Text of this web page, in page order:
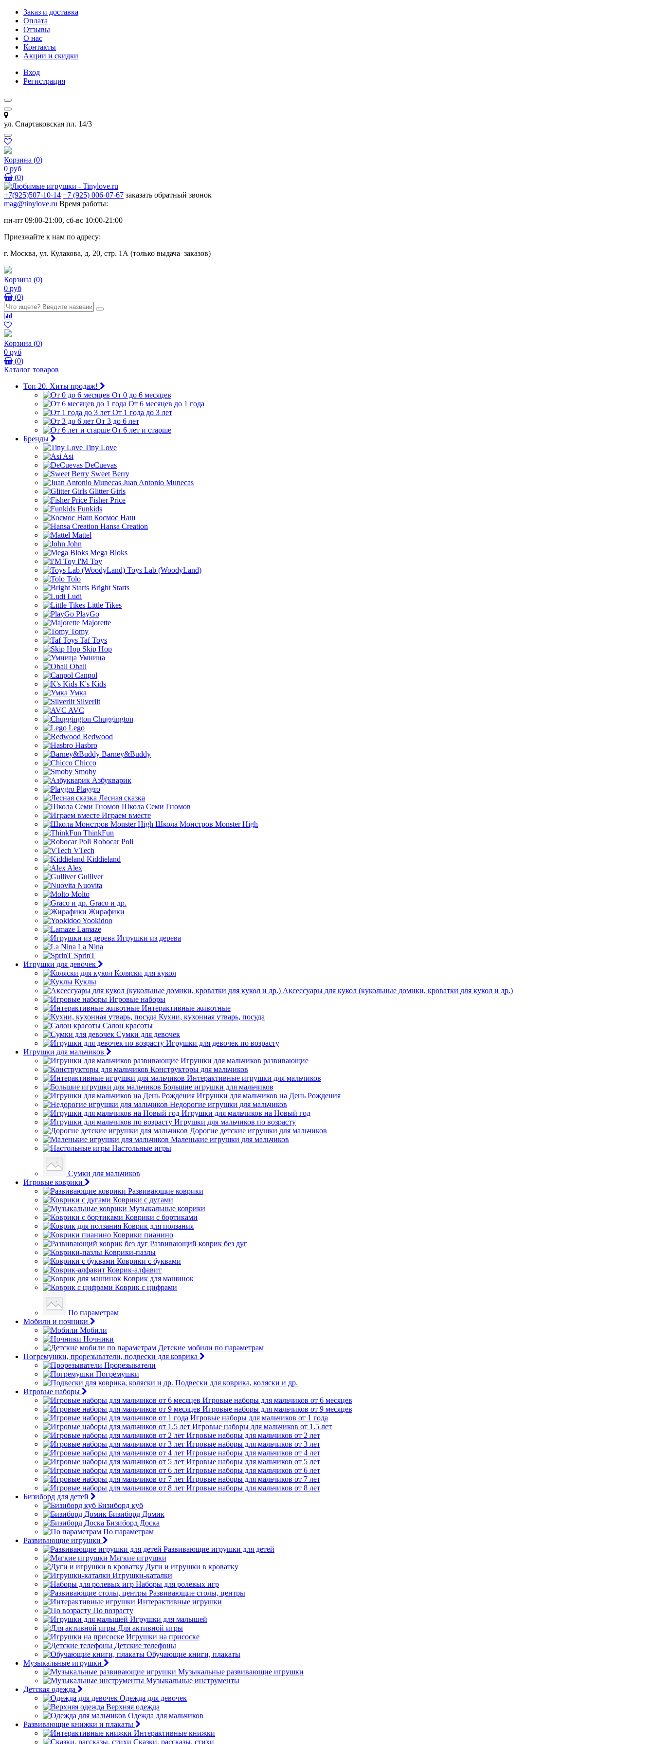
Заказ и доставка
Оплата
Отзывы
О нас
Контакты
Акции и скидки
Вход
Регистрация
ул. Спартаковская пл. 14/3
Корзина (0)
0 руб
(0)
+7(925)507-10-14 +7 (925) 006-07-67 заказать обратный звонок
mag@tinylove.ru Время работы:
пн-пт 09:00-21:00, сб-вс 10:00-21:00
Приезжайте к нам по адресу:
г. Москва, ул. Кулакова, д. 20, стр. 1А (только выдача заказов)
Корзина (0)
0 руб
(0)
Корзина (0)
0 руб
(0)
Каталог товаров
Топ 20. Хиты продаж!
От 0 до 6 месяцев
От 6 месяцев до 1 года
От 1 года до 3 лет
От 3 до 6 лет
От 6 лет и старше
Бренды
Tiny Love
Asi
DeCuevas
Sweet Berry
Juan Antonio Munecas
Glitter Girls
Fisher Price
Funkids
Космос Наш
Hansa Creation
Mattel
John
Mega Bloks
I'M Toy
Toys Lab (WoodyLand)
Tolo
Bright Starts
Ludi
Little Tikes
PlayGo
Majorette
Tomy
Taf Toys
Skip Hop
Умница
Oball
Canpol
K's Kids
Умка
Silverlit
AVC
Chuggington
Lego
Redwood
Hasbro
Barney&Buddy
Chicco
Smoby
Азбукварик
Playgro
Лесная сказка
Школа Семи Гномов
Играем вместе
Школа Монстров Monster High
ThinkFun
Robocar Poli
VTech
Kiddieland
Alex
Gulliver
Nuovita
Molto
Graco и др.
Жирафики
Yookidoo
Lamaze
Игрушки из дерева
La Nina
SprinT
Игрушки для девочек
Коляски для кукол
Куклы
Аксессуары для кукол (кукольные домики, кроватки для кукол и др.)
Игровые наборы
Интерактивные животные
Кухни, кухонная утварь, посуда
Салон красоты
Сумки для девочек
Игрушки для девочек по возрасту
Игрушки для мальчиков
Игрушки для мальчиков развивающие
Конструкторы для мальчиков
Интерактивные игрушки для мальчиков
Большие игрушки для мальчиков
Игрушки для мальчиков на День Рождения
Недорогие игрушки для мальчиков
Игрушки для мальчиков на Новый год
Игрушки для мальчиков по возрасту
Дорогие детские игрушки для мальчиков
Маленькие игрушки для мальчиков
Настольные игры
Сумки для мальчиков
Игровые коврики
Развивающие коврики
Коврики с дугами
Музыкальные коврики
Коврики с бортиками
Коврик для ползания
Коврики пианино
Развивающий коврик без дуг
Коврики-пазлы
Коврики с буквами
Коврик-алфавит
Коврик для машинок
Коврик с цифрами
По параметрам
Мобили и ночники
Мобили
Ночники
Детские мобили по параметрам
Погремушки, прорезыватели, подвески для коврика
Прорезыватели
Погремушки
Подвески для коврика, коляски и др.
Игровые наборы
Игровые наборы для мальчиков от 6 месяцев
Игровые наборы для мальчиков от 9 месяцев
Игровые наборы для мальчиков от 1 года
Игровые наборы для мальчиков от 1.5 лет
Игровые наборы для мальчиков от 2 лет
Игровые наборы для мальчиков от 3 лет
Игровые наборы для мальчиков от 4 лет
Игровые наборы для мальчиков от 5 лет
Игровые наборы для мальчиков от 6 лет
Игровые наборы для мальчиков от 7 лет
Игровые наборы для мальчиков от 8 лет
Бизиборд для детей
Бизиборд куб
Бизиборд Домик
Бизиборд Доска
По параметрам
Развивающие игрушки
Развивающие игрушки для детей
Мягкие игрушки
Дуги и игрушки в кроватку
Игрушки-каталки
Наборы для ролевых игр
Развивающие столы, центры
Интерактивные игрушки
По возрасту
Игрушки для малышей
Для активной игры
Игрушки на присоске
Детские телефоны
Обучающие книги, плакаты
Музыкальные игрушки
Музыкальные развивающие игрушки
Музыкальные инструменты
Детская одежда
Одежда для девочек
Верхняя одежда
Одежда для мальчиков
Развивающие книжки и плакаты
Интерактивные книжки
Сказки, рассказы, стихи